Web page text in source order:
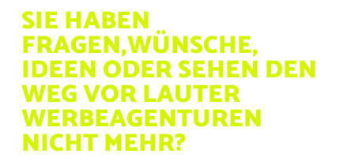
SIE HABEN
FRAGEN,WÜNSCHE,
IDEEN ODERSEHEN DEN
WEG VORLAUTER
WERBEAGENTUREN
NICHT MEHR?